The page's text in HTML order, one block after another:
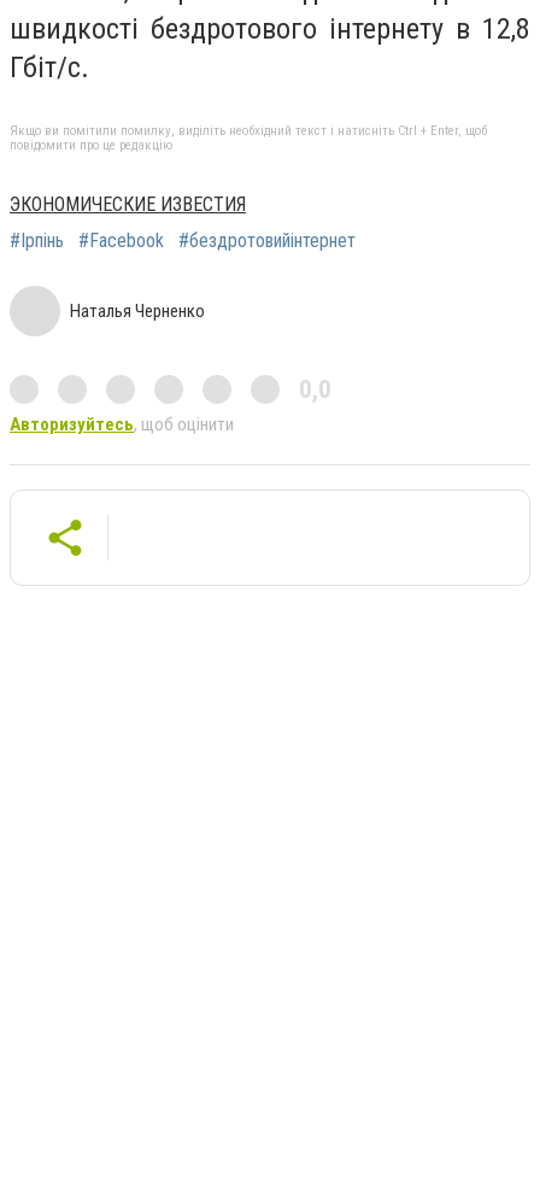
швидкості бездротового інтернету в 12,8
Гбіт/с.
Якщо ви помітили помилку, виділіть необхідний текст і натисніть Ctrl + Enter, щоб
повідомити про це редакцію
ЭКОНОМИЧЕСКИЕ ИЗВЕСТИЯ
#Ірпінь
#Facebook #бездротовийінтернет
Наталья Черненко
0,0
Авторизуйтесь, щоб оцінити